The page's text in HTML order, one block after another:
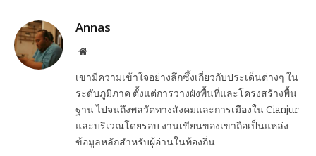
Annas
Website
เขามีความเข้าใจอย่างลึกซึ้งเกี่ยวกับประเด็นต่างๆ ใน
ระดับภูมิภาค ตั้งแต่การวางผังพื้นที่และโครงสร้างพื้น
ฐาน ไปจนถึงพลวัตทางสังคมและการเมืองใน Cianjur
และบริเวณโดยรอบ งานเขียนของเขาถือเป็นแหล่ง
ข้อมูลหลักสำหรับผู้อ่านในท้องถิ่น